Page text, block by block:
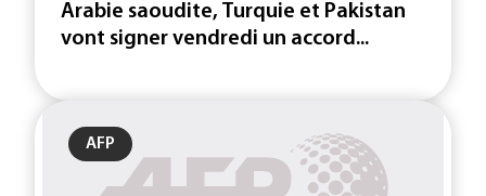
Arabie saoudite, Turquie et Pakistan
vont signer vendredi un accord...
AFP